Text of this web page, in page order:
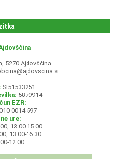
5270 Ajdovščina
SI51533251
5879914
EZR:
0014 597
ure:
13.00-15.00
13.00-16.30
12.00